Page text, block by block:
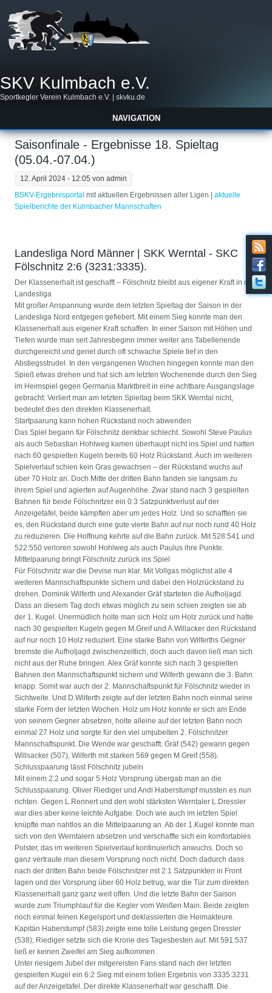
SKV Kulmbach e.V.
Sportkegler Verein Kulmbach e.V. | skvku.de
NAVIGATION
Saisonfinale - Ergebnisse 18. Spieltag
(05.04.-07.04.)
12. April 2024 - 12:05 vonadmin
BSKV-Ergebnisportal mit aktuellen Ergebnissen aller Ligen | ​aktuelle
Spielberichte der Kulmbacher Mannschaften
Landesliga Nord Männer | SKK Werntal - SKC
Fölschnitz 2:6 (3231:3335).
Der Klassenerhalt ist geschafft – Fölschnitz bleibt aus eigener Kraft in der
Landesliga
Mit großer Anspannung wurde dem letzten Spieltag der Saison in der
Landesliga Nord entgegen gefiebert. Mit einem Sieg konnte man den
Klassenerhalt aus eigener Kraft schaffen. In einer Saison mit Höhen und
Tiefen wurde man seit Jahresbeginn immer weiter ans Tabellenende
durchgereicht und geriet durch oft schwache Spiele tief in den
Abstiegsstrudel. In den vergangenen Wochen hingegen konnte man den
Spieß etwas drehen und hat sich am letzten Wochenende durch den Sieg
im Heimspiel gegen Germania Marktbreit in eine achtbare Ausgangslage
gebracht: Verliert man am letzten Spieltag beim SKK Werntal nicht,
bedeutet dies den direkten Klassenerhalt.
Startpaarung kann hohen Rückstand noch abwenden
Das Spiel begann für Fölschnitz denkbar schlecht. Sowohl Steve Paulus
als auch Sebastian Hohlweg kamen überhaupt nicht ins Spiel und hatten
nach 60 gespielten Kugeln bereits 60 Holz Rückstand. Auch im weiteren
Spielverlauf schien kein Gras gewachsen – der Rückstand wuchs auf
über 70 Holz an. Doch Mitte der dritten Bahn fanden sie langsam zu
ihrem Spiel und agierten auf Augenhöhe. Zwar stand nach 3 gespielten
Bahnen für beide Fölschnitzer ein 0:3 Satzpunktverlust auf der
Anzeigetafel, beide kämpften aber um jedes Holz. Und so schafften sie
es, den Rückstand durch eine gute vierte Bahn auf nur noch rund 40 Holz
zu reduzieren. Die Hoffnung kehrte auf die Bahn zurück. Mit 528:541 und
522:550 verloren sowohl Hohlweg als auch Paulus ihre Punkte.
Mittelpaarung bringt Fölschnitz zurück ins Spiel
Für Fölschnitz war die Devise nun klar. Mit Vollgas möglichst alle 4
weiteren Mannschaftspunkte sichern und dabei den Holzrückstand zu
drehen. Dominik Wilferth und Alexander Gräf starteten die Aufholjagd.
Dass an diesem Tag doch etwas möglich zu sein schien zeigten sie ab
der 1. Kugel. Unermüdlich holte man sich Holz um Holz zurück und hatte
nach 30 gespielten Kugeln gegen M.Greif und A.Willacker den Rückstand
auf nur noch 10 Holz reduziert. Eine starke Bahn von Wilferths Gegner
bremste die Aufholjagd zwischenzeitlich, doch auch davon ließ man sich
nicht aus der Ruhe bringen. Alex Gräf konnte sich nach 3 gespielten
Bahnen den Mannschaftspunkt sichern und Wilferth gewann die 3. Bahn
knapp. Somit war auch der 2. Mannschaftspunkt für Fölschnitz wieder in
Sichtweite. Und D.Wilferth zeigte auf der letzten Bahn noch einmal seine
starke Form der letzten Wochen. Holz um Holz konnte er sich am Ende
von seinem Gegner absetzen, holte alleine auf der letzten Bahn noch
einmal 27 Holz und sorgte für den viel umjubelten 2. Fölschnitzer
Mannschaftspunkt. Die Wende war geschafft. Gräf (542) gewann gegen
Willsacker (507), Wilferth mit starken 569 gegen M.Greif (558).
Schlusspaarung lässt Fölschnitz jubeln
Mit einem 2:2 und sogar 5 Holz Vorsprung übergab man an die
Schlusspaarung. Oliver Riediger und Andi Haberstumpf mussten es nun
richten. Gegen L.Rennert und den wohl stärksten Werntaler L.Dressler
war dies aber keine leichte Aufgabe. Doch wie auch im letzten Spiel
knüpfte man nahtlos an die Mittelpaarung an. Ab der 1.Kugel konnte man
sich von den Werntalern absetzen und verschaffte sich ein komfortables
Polster, das im weiteren Spielverlauf kontinuierlich anwuchs. Doch so
ganz vertraute man diesem Vorsprung noch nicht. Doch dadurch dass
nach der dritten Bahn beide Fölschnitzer mit 2:1 Satzpunkten in Front
lagen und der Vorsprung über 60 Holz betrug, war die Tür zum direkten
Klassenerhalt ganz ganz weit offen. Und die letzte Bahn der Saison
wurde zum Triumphlauf für die Kegler vom Weißen Main. Beide zeigten
noch einmal feinen Kegelsport und deklassierten die Heimakteure.
Kapitän Haberstumpf (583) zeigte eine tolle Leistung gegen Dressler
(538), Riediger setzte sich die Krone des Tagesbesten auf. Mit 591:537
ließ er keinen Zweifel am Sieg aufkommen.
Unter riesigem Jubel der mitgereisten Fans stand nach der letzten
gespielten Kugel ein 6:2 Sieg mit einem tollen Ergebnis von 3335:3231
auf der Anzeigetafel. Der direkte Klassenerhalt war geschafft. Die